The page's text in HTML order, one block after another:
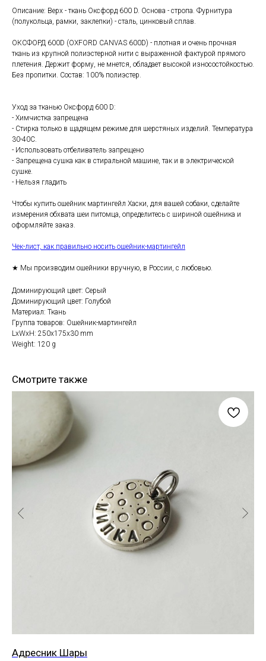
Описание: Верх - ткань Оксфорд 600 D. Основа - стропа. Фурнитура
(полукольца, рамки, заклепки) - сталь, цинковый сплав.
ОКСФОРД 600D (OXFORD CANVAS 600D) - плотная и очень прочная
ткань из крупной полиэстерной нити с выраженной фактурой прямого
плетения. Держит форму, не мнется, обладает высокой износостойкостью.
Без пропитки. Состав: 100% полиэстер.
Уход за тканью Оксфорд 600 D:
- Химчистка запрещена
- Стирка только в щадящем режиме для шерстяных изделий. Температура
30-40С.
- Использовать отбеливатель запрещено
- Запрещена сушка как в стиральной машине, так и в электрической
сушке.
- Нельзя гладить
Чтобы купить ошейник мартингейл Хаски, для вашей собаки, сделайте
измерения обхвата шеи питомца, определитесь с шириной ошейника и
оформляйте заказ.
Чек-лист, как правильно носить ошейник-мартингейл
★ Мы производим ошейники вручную, в России, с любовью.
Доминирующий цвет: Серый
Доминирующий цвет: Голубой
Материал: Ткань
Группа товаров: Ошейник-мартингейл
LxWxH: 250x175x30 mm
Weight: 120 g
Смотрите также
Адресник Шары